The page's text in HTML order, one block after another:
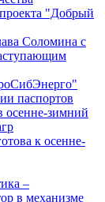
"Добрый
Соломина с
паспортов
осенне-зимний
к осенне-
–
в механизме